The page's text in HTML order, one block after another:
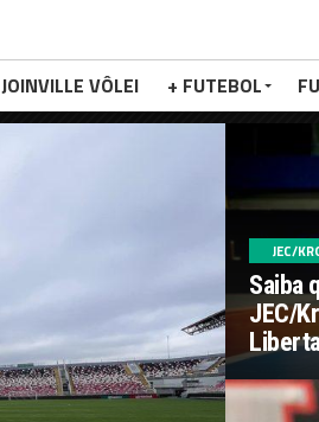
JOINVILLE VÔLEI + FUTEBOL
JEC/
Saiba
JEC/